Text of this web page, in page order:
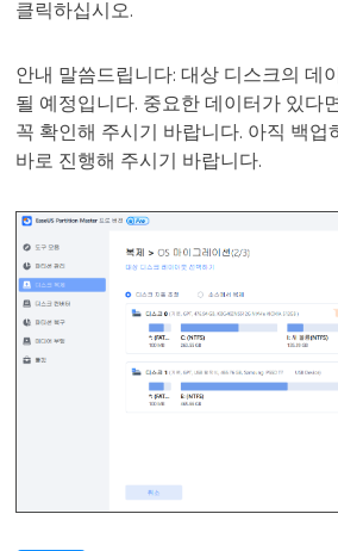
클릭하십시오.
안내 말씀드립니다: 대상 디스크의 데
될 예정입니다. 중요한 데이터가 있다
꼭 확인해 주시기 바랍니다. 아직 백업
바로 진행해 주시기 바랍니다.